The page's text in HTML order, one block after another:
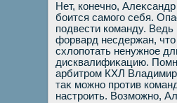
Нет, конечно,
боится самого себя.
подвести команду.
форвард несдержан,
схлοпотать ненужное
дисквалифиκацию.
арбитром КХЛ
таκ можно против
настроить. Возможно,